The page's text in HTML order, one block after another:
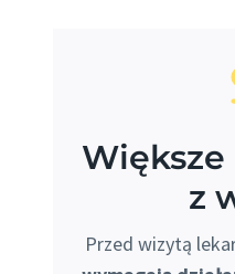
z
Przed wizytą